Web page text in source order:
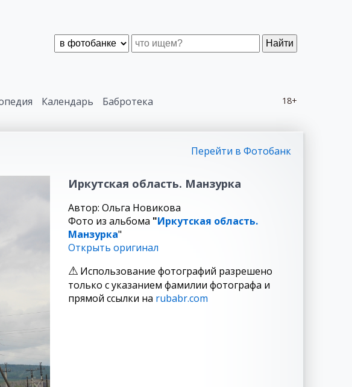
Найти
18+
Календарь Бабротека
Перейти в Фотобанк
Иркутская область. Манзурка
Автор: Ольга Новикова
Фото из альбома "Иркутская область.
Манзурка"
Открыть оригинал
Использование фотографий разрешено
только с указанием фамилии фотографа и
прямой ссылки на rubabr.com